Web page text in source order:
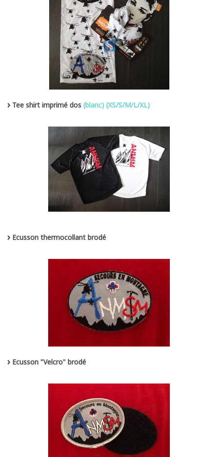
Tee shirt imprimé dos (blanc) (XS/S/M/L/XL)
Ecusson thermocollant brodé
Ecusson "Velcro" brodé